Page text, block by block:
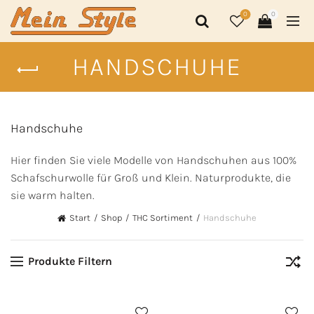
0 0
HANDSCHUHE
Handschuhe
Hier finden Sie viele Modelle von Handschuhen aus 100%
Schafschurwolle für Groß und Klein. Naturprodukte, die
sie warm halten.
Start Shop THC Sortiment Handschuhe
Produkte Filtern